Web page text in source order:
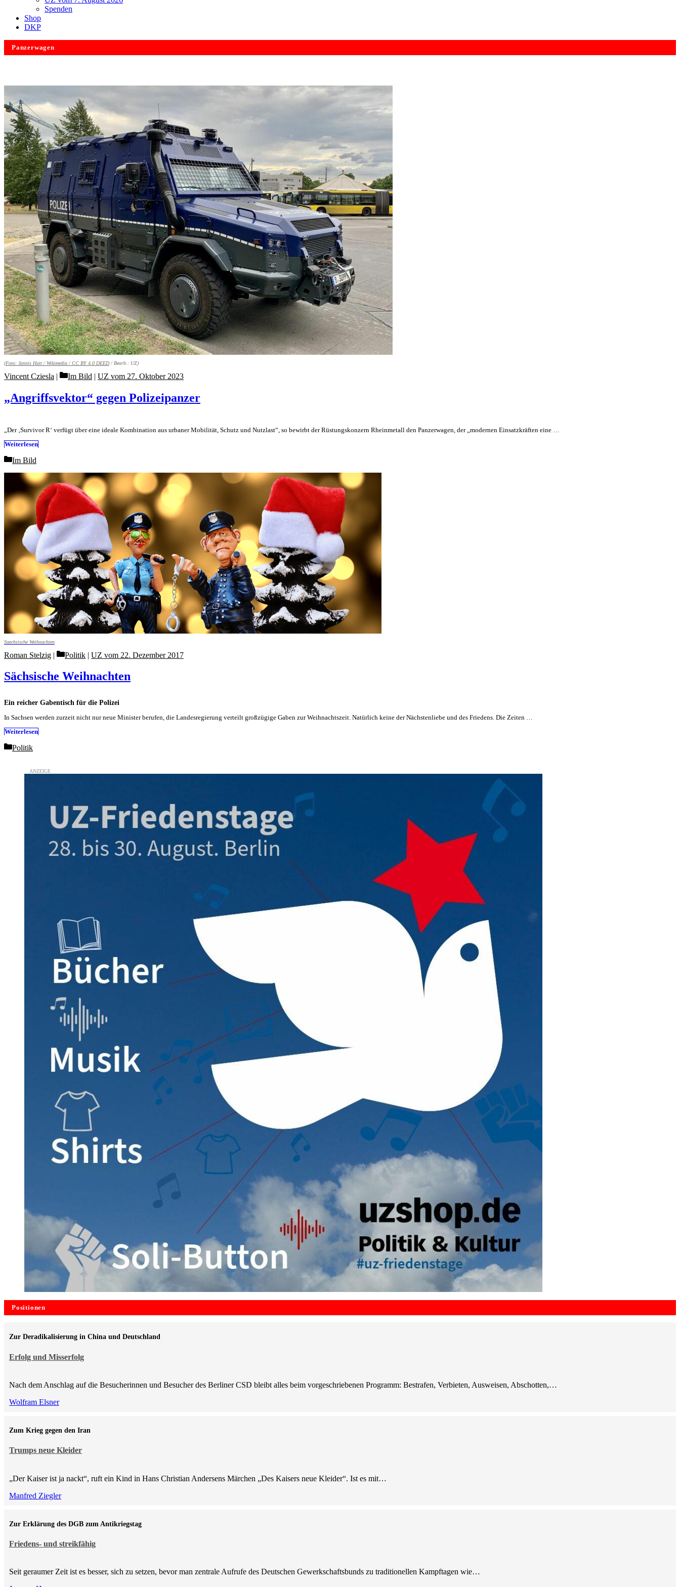
Spenden
Shop
DKP
Panzerwagen
(Foto: Jannis Hutt / Wikimedia /CC BY 4.0 DEED/ Bearb.: UZ)
„Angriffsvektor“ gegen Polizeipanzer
Vincent Cziesla Categories
Im Bild | UZ vom 27. Oktober 2023
„Der ‚Survivor R‘ verfügt über eine ideale Kombination aus urbaner Mobilität, Schutz und Nutzlast“, so bewirbt der Rüstungskonzern Rheinmetall den Panzerwagen, der „modernen Einsatzkräften eine …
Weiterlesen
Categories
Im Bild
Saechsische Weihnachten
Ein reicher Gabentisch für die Polizei
Sächsische Weihnachten
Roman Stelzig Categories
Politik | UZ vom 22. Dezember 2017
In Sachsen werden zurzeit nicht nur neue Minister berufen, die Landesregierung verteilt großzügige Gaben zur Weihnachtszeit. Natürlich keine der Nächstenliebe und des Friedens. Die Zeiten …
Weiterlesen
Categories
Politik
Positionen
Erfolg und Misserfolg
Zur Deradikalisierung in China und Deutschland
Nach dem Anschlag auf die Besucherinnen und Besucher des Berliner CSD bleibt alles beim vorgeschriebenen Programm: Bestrafen, Verbieten, Ausweisen, Abschotten,…
Wolfram Elsner
Trumps neue Kleider
Zum Krieg gegen den Iran
„Der Kaiser ist ja nackt“, ruft ein Kind in Hans Christian Andersens Märchen „Des Kaisers neue Kleider“. Ist es mit…
Manfred Ziegler
Friedens- und streikfähig
Zur Erklärung des DGB zum Antikriegstag
Seit geraumer Zeit ist es besser, sich zu setzen, bevor man zentrale Aufrufe des Deutschen Gewerkschaftsbunds zu traditionellen Kampftagen wie…